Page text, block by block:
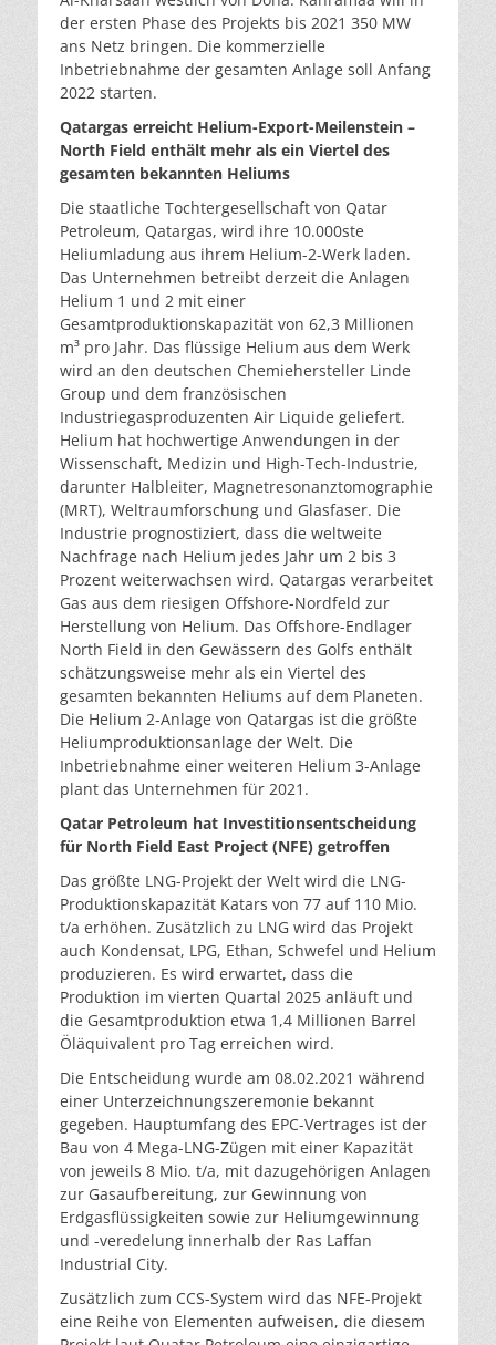
der ersten Phase des Projekts bis 2021 350 MW
ans Netz bringen. Die kommerzielle
Inbetriebnahme der gesamten Anlage soll Anfang
2022 starten.
Qatargas erreicht Helium-Export-Meilenstein –
North Field enthält mehr als ein Viertel des
gesamten bekannten Heliums
Die staatliche Tochtergesellschaft von Qatar
Petroleum, Qatargas, wird ihre 10.000ste
Heliumladung aus ihrem Helium-2-Werk laden.
Das Unternehmen betreibt derzeit die Anlagen
Helium 1 und 2 mit einer
Gesamtproduktionskapazität von 62,3 Millionen
m³ pro Jahr. Das flüssige Helium aus dem Werk
wird an den deutschen Chemiehersteller Linde
Group und dem französischen
Industriegasproduzenten Air Liquide geliefert.
Helium hat hochwertige Anwendungen in der
Wissenschaft, Medizin und High-Tech-Industrie,
darunter Halbleiter, Magnetresonanztomographie
(MRT), Weltraumforschung und Glasfaser. Die
Industrie prognostiziert, dass die weltweite
Nachfrage nach Helium jedes Jahr um 2 bis 3
Prozent weiterwachsen wird. Qatargas verarbeitet
Gas aus dem riesigen Offshore-Nordfeld zur
Herstellung von Helium. Das Offshore-Endlager
North Field in den Gewässern des Golfs enthält
schätzungsweise mehr als ein Viertel des
gesamten bekannten Heliums auf dem Planeten.
Die Helium 2-Anlage von Qatargas ist die größte
Heliumproduktionsanlage der Welt. Die
Inbetriebnahme einer weiteren Helium 3-Anlage
plant das Unternehmen für 2021.
Qatar Petroleum hat Investitionsentscheidung
für North Field East Project (NFE) getroffen
Das größte LNG-Projekt der Welt wird die LNG-
Produktionskapazität Katars von 77 auf 110 Mio.
t/a erhöhen. Zusätzlich zu LNG wird das Projekt
auch Kondensat, LPG, Ethan, Schwefel und Helium
produzieren. Es wird erwartet, dass die
Produktion im vierten Quartal 2025 anläuft und
die Gesamtproduktion etwa 1,4 Millionen Barrel
Öläquivalent pro Tag erreichen wird.
Die Entscheidung wurde am 08.02.2021 während
einer Unterzeichnungszeremonie bekannt
gegeben. Hauptumfang des EPC-Vertrages ist der
Bau von 4 Mega-LNG-Zügen mit einer Kapazität
von jeweils 8 Mio. t/a, mit dazugehörigen Anlagen
zur Gasaufbereitung, zur Gewinnung von
Erdgasflüssigkeiten sowie zur Heliumgewinnung
und -veredelung innerhalb der Ras Laffan
Industrial City.
Zusätzlich zum CCS-System wird das NFE-Projekt
eine Reihe von Elementen aufweisen, die diesem